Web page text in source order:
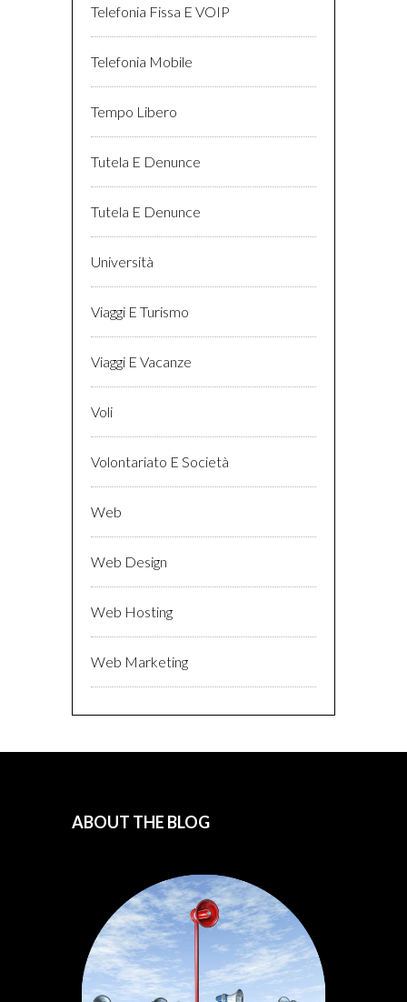
Telefonia Fissa E VOIP
Telefonia Mobile
Tempo Libero
Tutela E Denunce
Tutela E Denunce
Università
Viaggi E Turismo
Viaggi E Vacanze
Voli
Volontariato E Società
Web
Web Design
Web Hosting
Web Marketing
ABOUT THE BLOG